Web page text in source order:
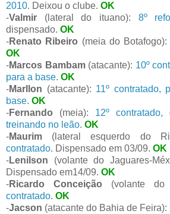
2010. Deixou o clube. OK
-Valmir (lateral do ituano): 8º
dispensado. OK
-Renato Ribeiro (meia do
OK
-Marcos Bambam(atacante): 10º
para a base. OK
-Marllon (atacante): 11º contratado,
base. OK
-Fernando (meia): 12º
treinando no leão. OK
-Maurim (lateral esquerdo do
contratado. Dispensado em 03/09. OK
-Lenilson (volante do Jaguares-
Dispensado em14/09. OK
-Ricardo Conceição (volante do
contratado. OK
-Jacson (atacante do Bahia de Feira):